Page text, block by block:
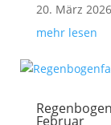
20. März 2026
mehr lesen
Februar